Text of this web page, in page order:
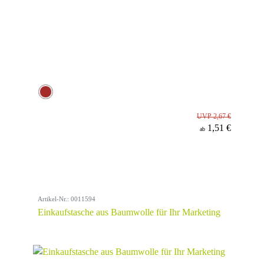
UVP 2,67 €
ab 1,51 €
Artikel-Nr.: 0011594
Einkaufstasche aus Baumwolle für Ihr Marketing